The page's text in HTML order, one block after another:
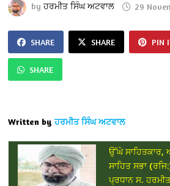
byਹਰਮੀਤ ਸਿੰਘ ਅਟਵਾਲ 29
SHARE SHARE PIN
SHARE
Written by ਹਰਮੀਤ ਸਿੰਘ ਅਟਵਾਲ
ਉੱਘੇ ਸਾਹਿਤਕਾਰ,
ਸਾਹਿਤ ਸਭਾ
ਪ੍ਰਧਾਨ ਸ.